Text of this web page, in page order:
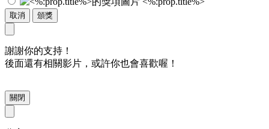
取消 頒獎
謝謝你的支持！
後面還有相關影片，或許你也會喜歡喔！
關閉